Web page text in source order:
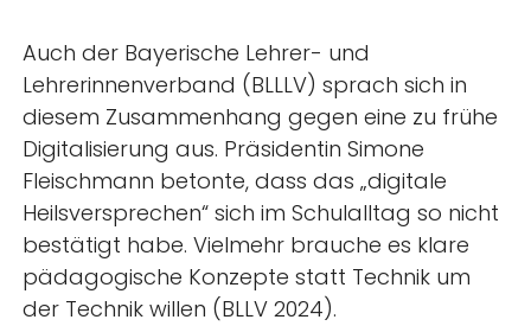
Auch der Bayerische Lehrer- und
Lehrerinnenverband (BLLLV) sprach sich in
diesem Zusammenhang gegen eine zu frühe
Digitalisierung aus. Präsidentin Simone
Fleischmann betonte, dass das „digitale
Heilsversprechen“ sich im Schulalltag so nicht
bestätigt habe. Vielmehr brauche es klare
pädagogische Konzepte statt Technik um
der Technik willen (BLLV 2024).